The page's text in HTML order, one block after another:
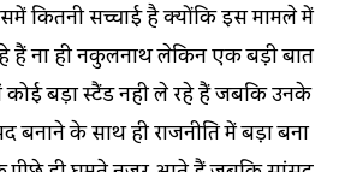
कितनी सच्चाई है क्योंकि इस मामले में
ना ही नकुलनाथ लेकिन एक बड़ी बात
बड़ा स्टैंड नही ले रहे हैं जबकि उनके
बनाने के साथ ही राजनीति में बड़ा बना